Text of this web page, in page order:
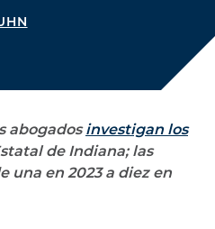
abogadosinvestigan los
de Indiana; las
una en 2023 a diez en